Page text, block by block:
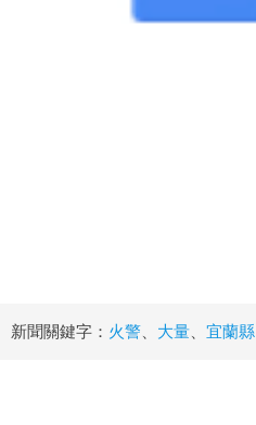
新聞關鍵字： 火警 大量 宜蘭縣